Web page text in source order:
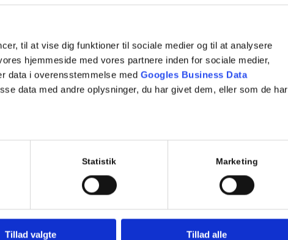
til at vise dig funktioner til sociale medier og til at analysere
hjemmeside med vores partnere inden for sociale medier,
data i overensstemmelse med Googles Business Data
data med andre oplysninger, du har givet dem, eller som de har
Statistik Marketing
Tillad valgte Tillad alle
køreskolen?
for at få kørekort
gennemførelse
om kørekort